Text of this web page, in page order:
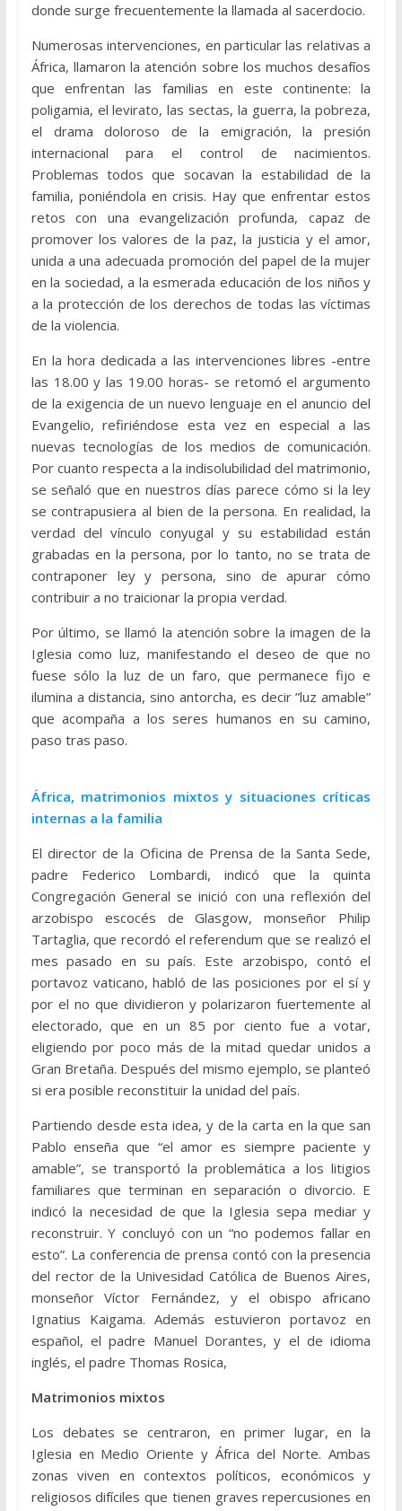
donde surge frecuentemente la llamada al sacerdocio.
Numerosas intervenciones, en particular las relativas a
África, llamaron la atención sobre los muchos desafíos
que enfrentan las familias en este continente: la
poligamia, el levirato, las sectas, la guerra, la pobreza,
el drama doloroso de la emigración, la presión
internacional para el control de nacimientos.
Problemas todos que socavan la estabilidad de la
familia, poniéndola en crisis. Hay que enfrentar estos
retos con una evangelización profunda, capaz de
promover los valores de la paz, la justicia y el amor,
unida a una adecuada promoción del papel de la mujer
en la sociedad, a la esmerada educación de los niños y
a la protección de los derechos de todas las víctimas
de la violencia.
En la hora dedicada a las intervenciones libres -entre
las 18.00 y las 19.00 horas- se retomó el argumento
de la exigencia de un nuevo lenguaje en el anuncio del
Evangelio, refiriéndose esta vez en especial a las
nuevas tecnologías de los medios de comunicación.
Por cuanto respecta a la indisolubilidad del matrimonio,
se señaló que en nuestros días parece cómo si la ley
se contrapusiera al bien de la persona. En realidad, la
verdad del vínculo conyugal y su estabilidad están
grabadas en la persona, por lo tanto, no se trata de
contraponer ley y persona, sino de apurar cómo
contribuir a no traicionar la propia verdad.
Por último, se llamó la atención sobre la imagen de la
Iglesia como luz, manifestando el deseo de que no
fuese sólo la luz de un faro, que permanece fijo e
ilumina a distancia, sino antorcha, es decir ”luz amable”
que acompaña a los seres humanos en su camino,
paso tras paso.
África, matrimonios mixtos y situaciones críticas
internas a la familia
El director de la Oficina de Prensa de la Santa Sede,
padre Federico Lombardi, indicó que la quinta
Congregación General se inició con una reflexión del
arzobispo escocés de Glasgow, monseñor Philip
Tartaglia, que recordó el referendum que se realizó el
mes pasado en su país. Este arzobispo, contó el
portavoz vaticano, habló de las posiciones por el sí y
por el no que dividieron y polarizaron fuertemente al
electorado, que en un 85 por ciento fue a votar,
eligiendo por poco más de la mitad quedar unidos a
Gran Bretaña. Después del mismo ejemplo, se planteó
si era posible reconstituir la unidad del país.
Partiendo desde esta idea, y de la carta en la que san
Pablo enseña que “el amor es siempre paciente y
amable”, se transportó la problemática a los litigios
familiares que terminan en separación o divorcio. E
indicó la necesidad de que la Iglesia sepa mediar y
reconstruir. Y concluyó con un “no podemos fallar en
esto”. La conferencia de prensa contó con la presencia
del rector de la Univesidad Católica de Buenos Aires,
monseñor Víctor Fernández, y el obispo africano
Ignatius Kaigama. Además estuvieron portavoz en
español, el padre Manuel Dorantes, y el de idioma
inglés, el padre Thomas Rosica,
Matrimonios mixtos
Los debates se centraron, en primer lugar, en la
Iglesia en Medio Oriente y África del Norte. Ambas
zonas viven en contextos políticos, económicos y
religiosos difíciles que tienen graves repercusiones en